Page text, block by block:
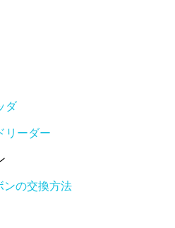
ダ
リーダー
ンの交換方法